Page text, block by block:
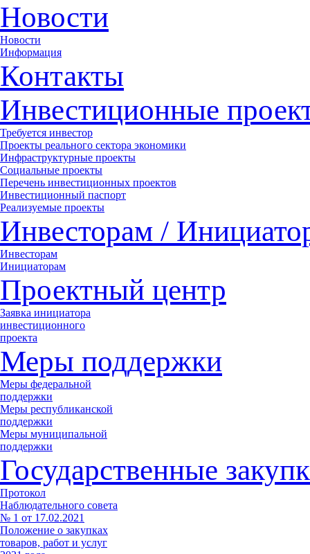
Новости
Новости
Информация
Контакты
Инвестиционные
Требуется инвестор
Проекты реального сектора экономики
Инфраструктурные проекты
Социальные проекты
Перечень инвестиционных проектов
Инвестиционный паспорт
Реализуемые проекты
Инвесторам /
Инвесторам
Инициаторам
Проектный центр
Заявка инициатора
инвестиционного
проекта
Меры поддержки
Меры федеральной
поддержки
Меры республиканской
поддержки
Меры муниципальной
поддержки
Государственные
Протокол
Наблюдательного совета
№ 1 от 17.02.2021
Положение о закупках
товаров, работ и услуг